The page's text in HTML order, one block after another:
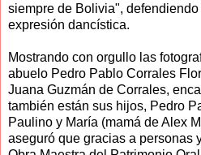
siempre de Bolivia",
expresión dancística.
Mostrando con orgullo las
abuelo Pedro Pablo Corrales
Juana Guzmán de Corrales,
también están sus hijos, Pedro
Paulino y María (mamá de Alex
aseguró que gracias a personas